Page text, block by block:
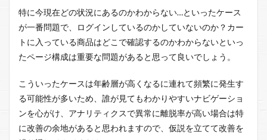
特に今現在どの状況にあるのかわからない…といったケース
が一番問題で、ログインしているのかしていないのか？カー
トに入っている商品はどこで確認するのかわからないといっ
たページ構成は重要な問題があると思って良いでしょう。
こういったケースは年齢層が高くなるに連れて頻繁に発生す
る可能性が多いため、誰が見てもわかりやすいナビゲーショ
ンを心がけ、アナリティクスで異常に離脱率が高い場合は特
に改善の余地があると思われますので、仮説を立てて改善を